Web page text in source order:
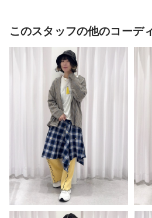
このスタッフの他のコーデ